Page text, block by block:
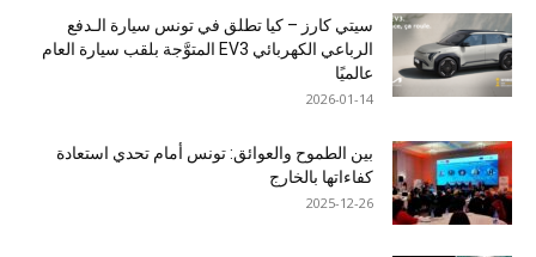
سيتي كارز – كيا تطلق في تونس سيارة الـدفع
الرباعي الكهربائي EV3 المتوَّجة بلقب سيارة العام
عالميًا
2026-01-14
بين الطموح والعوائق: تونس أمام تحدي استعادة
كفاءاتها بالخارج
2025-12-26